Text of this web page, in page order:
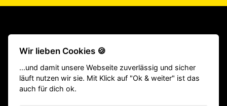
Fitness Geräte|Klimmzugstangen
Gewichtsweste|Homegym|Gewichthebergürtel |Springseile
|Hyrox Equipment|ATHX Equipment
Wir lieben Cookies 🍪
...und damit unsere Webseite zuverlässig und sicher
läuft nutzen wir sie. Mit Klick auf "Ok & weiter" ist das
auch für dich ok.